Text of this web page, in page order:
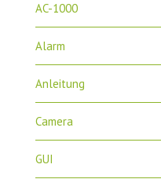
AC-1000
Alarm
Anleitung
Camera
GUI